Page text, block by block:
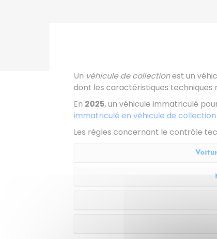
Un véhicule de collectionest un
dont les caractéristiques techniques
En 2025, un véhicule immatriculé
immatriculé en véhicule de
Les règles concernant le contrôle